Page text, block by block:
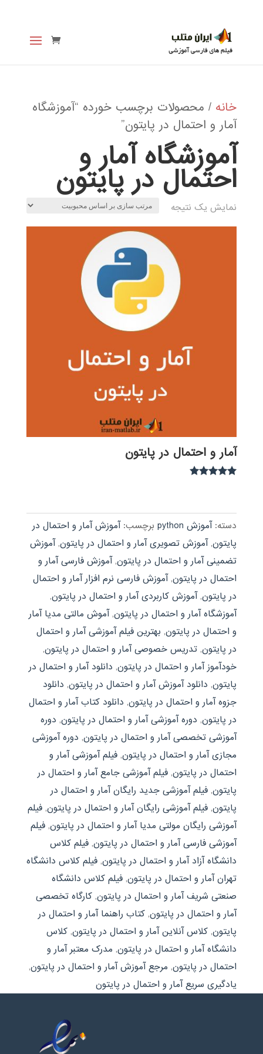
خانه / محصولات برچسب خورده “آموزشگاه
آمار و احتمال در پایتون”
آموزشگاه آمار و
احتمال در پایتون
نمایش یک نتیجه
آمار و احتمال در پایتون
دسته:آموزش python برچسب:آموزش آمار و احتمال در
پایتون,آموزش تصویری آمار و احتمال در پایتون,آموزش
تضمینی آمار و احتمال در پایتون,آموزش فارسی آمار و
احتمال در پایتون,آموزش فارسی نرم افزار آمار و احتمال
در پایتون,آموزش کاربردی آمار و احتمال در پایتون,
آموزشگاه آمار و احتمال در پایتون,آموش مالتی مدیا آمار
و احتمال در پایتون, بهترین فیلم آموزشی آمار و احتمال
در پایتون, تدریس خصوصی آمار و احتمال در پایتون,
خودآموز آمار و احتمال در پایتون, دانلود آمار و احتمال در
پایتون, دانلود آموزش آمار و احتمال در پایتون, دانلود
جزوه آمار و احتمال در پایتون, دانلود کتاب آمار و احتمال
در پایتون, دوره آموزشی آمار و احتمال در پایتون, دوره
آموزشی تخصصی آمار و احتمال در پایتون, دوره آموزشی
مجازی آمار و احتمال در پایتون, فیلم آموزشی آمار و
احتمال در پایتون, فیلم آموزشی جامع آمار و احتمال در
پایتون, فیلم آموزشی جدید رایگان آمار و احتمال در
پایتون, فیلم آموزشی رایگان آمار و احتمال در پایتون, فیلم
آموزشی رایگان مولتی مدیا آمار و احتمال در پایتون, فیلم
آموزشی فارسی آمار و احتمال در پایتون, فیلم کلاس
دانشگاه آزاد آمار و احتمال در پایتون, فیلم کلاس دانشگاه
تهران آمار و احتمال در پایتون, فیلم کلاس دانشگاه
صنعتی شریف آمار و احتمال در پایتون, کارگاه تخصصی
آمار و احتمال در پایتون, کتاب راهنما آمار و احتمال در
پایتون, کلاس آنلاین آمار و احتمال در پایتون, کلاس
دانشگاه آمار و احتمال در پایتون, مدرک معتبر آمار و
احتمال در پایتون, مرجع آموزش آمار و احتمال در پایتون,
یادگیری سریع آمار و احتمال در پایتون